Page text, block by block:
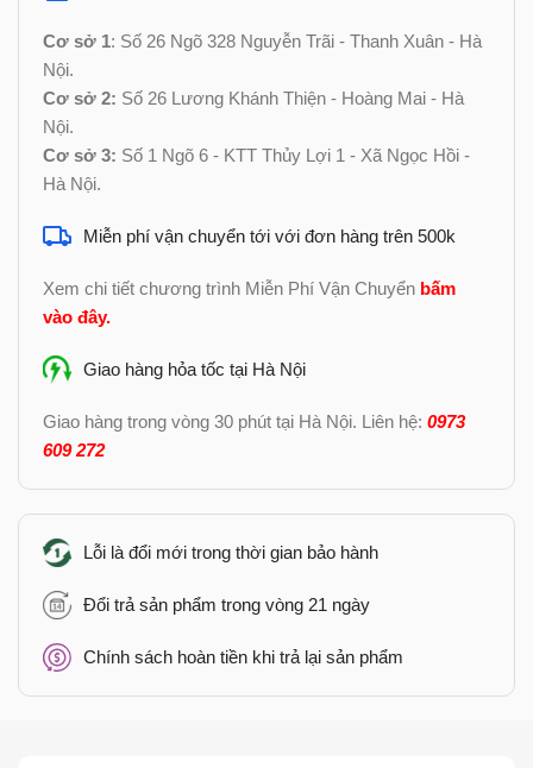
Cơ sở 1: Số 26 Ngõ 328 Nguyễn Trãi - Thanh Xuân - Hà
Nội.
Cơ sở 2: Số 26 Lương Khánh Thiện - Hoàng Mai - Hà
Nội.
Cơ sở 3: Số 1 Ngõ 6 - KTT Thủy Lợi 1 - Xã Ngọc Hồi -
Hà Nội.
Miễn phí vận chuyển tới với đơn hàng trên 500k
Xem chi tiết chương trình Miễn Phí Vận Chuyển bấm
vào đây.
Giao hàng hỏa tốc tại Hà Nội
Giao hàng trong vòng 30 phút tại Hà Nội. Liên hệ:0973
609 272
Lỗi là đổi mới trong thời gian bảo hành
Đổi trả sản phẩm trong vòng 21 ngày
Chính sách hoàn tiền khi trả lại sản phẩm